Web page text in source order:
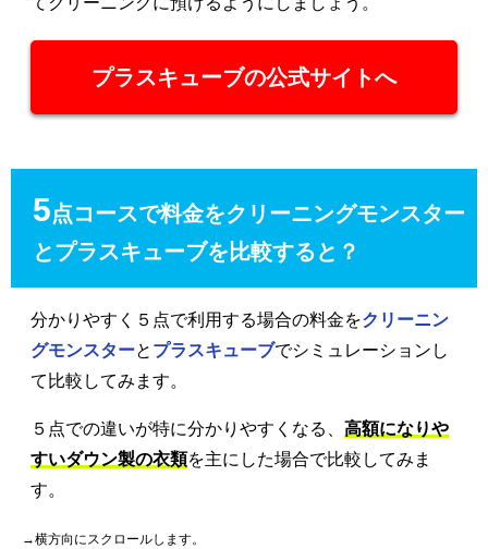
プラスキューブの公式サイトへ
5点コースで料金をクリーニングモンスター
とプラスキューブを比較すると？
分かりやすく５点で利用する場合の料金をクリーニン
グモンスターと プラスキューブでシミュレーションし
て比較してみます。
５点での違いが特に分かりやすくなる、 高額になりや
すいダウン製の衣類を主にした場合で比較してみま
す。
→横方向にスクロールします。